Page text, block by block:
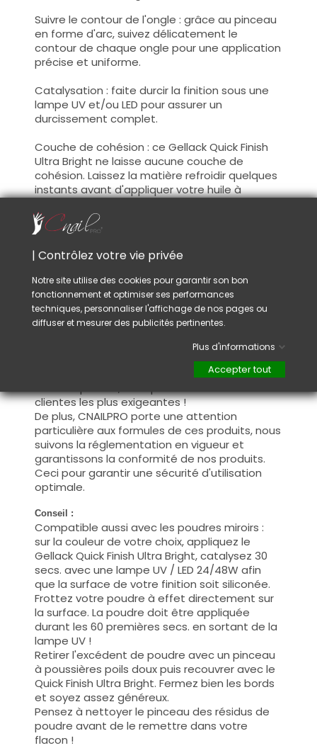
Suivre le contour de l'ongle : grâce au pinceau
en forme d'arc, suivez délicatement le
contour de chaque ongle pour une application
précise et uniforme.
Catalysation : faite durcir la finition sous une
lampe UV et/ou LED pour assurer un
durcissement complet.
Couche de cohésion : ce Gellack Quick Finish
Ultra Bright ne laisse aucune couche de
cohésion. Laissez la matière refroidir quelques
instants avant d'appliquer votre huile à
Lampe UV / LED 24W 30 sec.
Lampe UV / LED 6W
40 sec.
Ce produit a été testé et approuvé par les
centres de formation professionnelle
clientes les plus exigeantes !
De plus, CNAILPRO porte une attention
particulière aux formules de ces produits, nous
suivons la réglementation en vigueur et
garantissons la conformité de nos produits.
Ceci pour garantir une sécurité d'utilisation
optimale.
Conseil :
Compatible aussi avec les poudres miroirs :
sur la couleur de votre choix, appliquez le
Gellack Quick Finish Ultra Bright, catalysez 30
secs. avec une lampe UV / LED 24/48W afin
que la surface de votre finition soit siliconée.
Frottez votre poudre à effet directement sur
la surface. La poudre doit être appliquée
durant les 60 premières secs. en sortant de la
lampe UV !
Retirer l'excédent de poudre avec un pinceau
à poussières poils doux puis recouvrer avec le
Quick Finish Ultra Bright. Fermez bien les bords
et soyez assez généreux.
Pensez à nettoyer le pinceau des résidus de
poudre avant de le remettre dans votre
flacon !
| Contrôlez votre vie privée
Notre site utilise des cookies pour garantir son bon
fonctionnement et optimiser ses performances
techniques, personnaliser l'affichage de nos pages ou
diffuser et mesurer des publicités pertinentes.
Plus d'informations
Accepter tout